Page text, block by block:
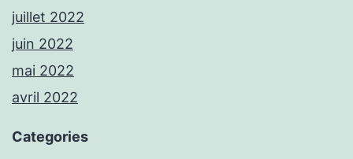
juillet 2022
juin 2022
mai 2022
avril 2022
Categories